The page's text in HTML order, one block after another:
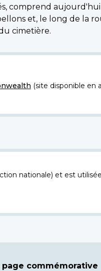
comprend
et, le long de la
cimetière.
(site disponible en
nationale) et est
commémorative